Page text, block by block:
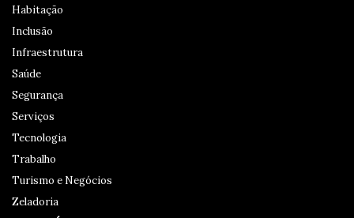
Habitação
Inclusão
Infraestrutura
Saúde
Segurança
Serviços
Tecnologia
Trabalho
Turismo e Negócios
Zeladoria